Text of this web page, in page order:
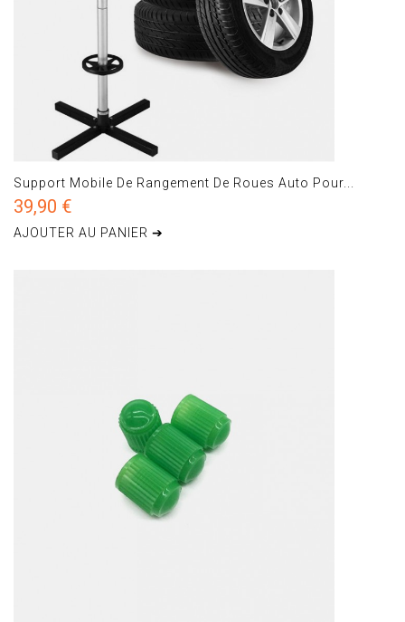
Support Mobile De Rangement De Roues Auto Pour...
39,90 €
AJOUTER AU PANIER ➔